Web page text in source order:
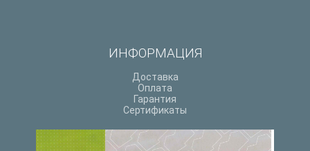
ИНФОРМАЦИЯ
Доставка
Оплата
Гарантия
Сертификаты